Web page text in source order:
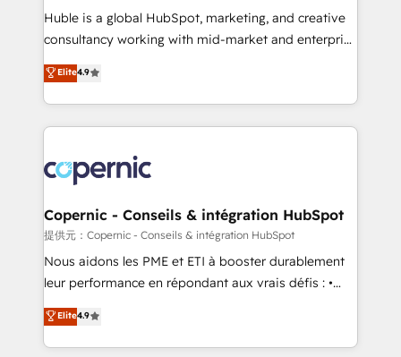
Get your sales team fully using HubSpot • Track
pipeline and revenue across the entire buyer journey
growth • Create content and videos that attract
buyers • Use AI to scale smarter Our coaching-led
lasts. So if you're ready to become the most trusted
voice in your market, let’s talk.
Huble is a global HubSpot, marketing, and creative
consultancy working with mid-market and enterprise
businesses. We go beyond implementation, shaping
the strategy, processes, and teams that turn
HubSpot into a genuine growth engine. Named
HubSpot's Global Partner of the Year in 2024,
worldwide, and with over 15 years in the ecosystem,
Huble has built a track record that speaks for itself.
One company, one operating model, delivering
across offices and consulting teams in the UK, USA,
Canada, Germany, France, Belgium, Singapore, and
South Africa. Certified compliant with ISO/IEC
international offices and 175+ employees.
Elite4.9
Copernic - Conseils & intégration HubSpot
提供元：Copernic - Conseils & intégration HubSpot
Nous aidons les PME et ETI à booster durablement
leur performance en répondant aux vrais défis : •
Intégration de HubSpot avec d’autres outils (ERP,
téléphonie, etc.) • Alignement des équipes grâce à un
outil et des données partagées • Amélioration de la
Elite4.9